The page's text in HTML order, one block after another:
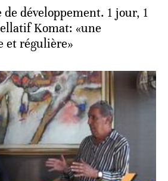
développement. 1 jour, 1
Komat: «une
et régulière»